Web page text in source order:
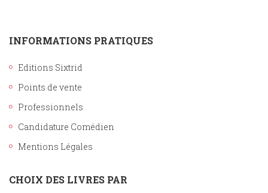
INFORMATIONS PRATIQUES
Editions Sixtrid
Points de vente
Professionnels
Candidature Comédien
Mentions Légales
CHOIX DES LIVRES PAR